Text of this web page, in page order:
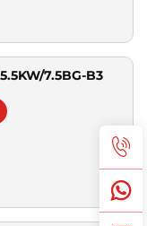
7.5BG-B3